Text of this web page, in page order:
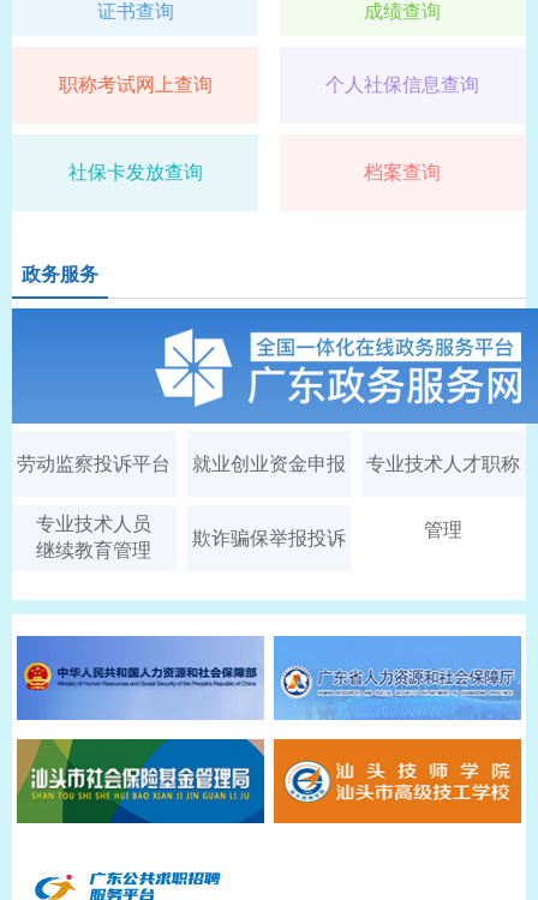
证书查询
成绩查询
职称考试网上查询 个人社保信息查询
社保卡发放查询 档案查询
政务服务
劳动监察投诉平台 就业创业资金申报 专业技术人才职称
管理
专业技术人员
继续教育管理
欺诈骗保举报投诉